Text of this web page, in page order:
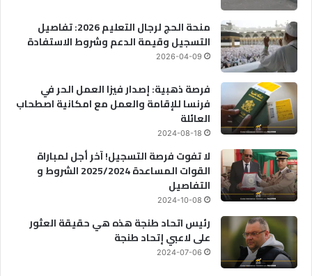
منحة الحج لرجال التعليم 2026: تفاصيل
التسجيل وقيمة الدعم وشروط الاستفادة
2026-04-09
فرصة ذهبية: إصدار فيزا العمل الحر في
فرنسا للإقامة والعمل مع امكانية اصطحاب
العائلة
2024-08-18
لا تفوت فرصة التسجيل! آخر أجل لمباراة
القوات المساعدة 2025/2024 الشروط و
التفاصيل
2024-10-08
رئيس اتحاد طنجة هذه هي حقيقة العثور
على لاعبي إتحاد طنجة
2024-07-06